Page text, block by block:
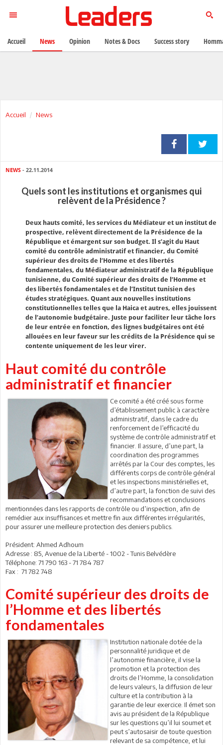
Accueil News
NEWS - 22.11.2014
Quels sont les institutions et organismes qui
relèvent de la Présidence ?
Deux hauts comité, les services du Médiateur et un institut de
prospective, relèvent directement de la Présidence de la
République et émargent sur son budget. Il s’agit du Haut
comité du contrôle administratif et financier, du Comité
supérieur des droits de l’Homme et des libertés
fondamentales, du Médiateur administratif de la République
tunisienne, du Comité supérieur des droits de l’Homme et
des libertés fondamentales et de l’Institut tunisien des
études stratégiques. Quant aux nouvelles institutions
constitutionnelles telles que la Haica et autres, elles jouissent
de l’autonomie budgétaire. Juste pour faciliter leur tâche lors
de leur entrée en fonction, des lignes budgétaires ont été
allouées en leur faveur sur les crédits de la Présidence qui se
contente uniquement de les leur virer.
Haut comité du contrôle
administratif et financier
Ce comité a été créé sous forme
d’établissement public à caractère
administratif, dans le cadre du
renforcement de l’efficacité du
système de contrôle administratif et
financier. Il assure, d’une part, la
coordination des programmes
arrêtés par la Cour des comptes, les
différents corps de contrôle général
et les inspections ministérielles et,
d’autre part, la fonction de suivi des
recommandations et conclusions
mentionnées dans les rapports de contrôle ou d’inspection, afin de
remédier aux insuffisances et mettre fin aux différentes irrégularités,
pour assurer une meilleure protection des deniers publics.
Président: Ahmed Adhoum
Adresse : 85, Avenue de la Liberté - 1002 - Tunis Belvédère
Téléphone: 71 790 163 - 71 784 787
Fax : 71 782 748
Comité supérieur des droits de
l’Homme et des libertés
fondamentales
Institution nationale dotée de la
personnalité juridique et de
l’autonomie financière, il vise la
promotion et la protection des
droits de l’Homme, la consolidation
de leurs valeurs, la diffusion de leur
culture et la contribution à la
garantie de leur exercice. Il émet son
avis au président de la République
sur les questions qu’il lui soumet et
peut s’autosaisir de toute question
relevant de sa compétence, et lui
Accueil News Opinion Notes & Docs Success story